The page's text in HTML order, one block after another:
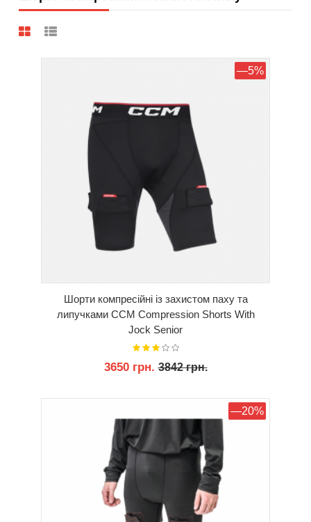
—5%
Шорти компресійні із захистом паху та
липучками CCM Compression Shorts With
Jock Senior
3650 грн.3842 грн.
—20%